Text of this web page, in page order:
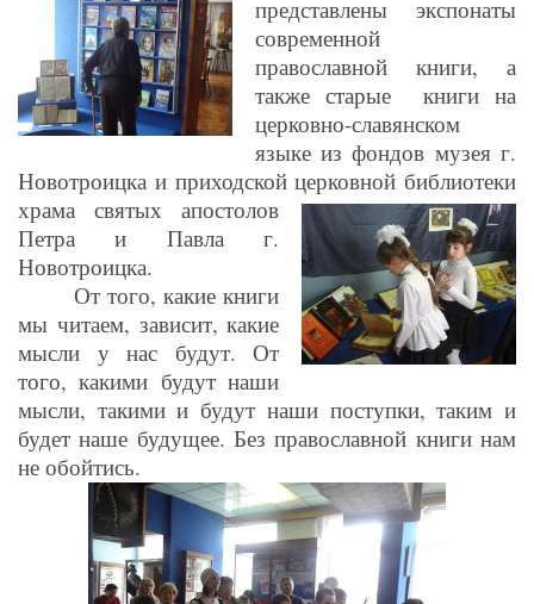
представлены экспонаты
современной
православной книги, а
также старые книги на
церковно-славянском
языке из фондов музея г.
Новотроицка и приходской церковной библиотеки
храма святых апостолов
Петра и Павла г.
Новотроицка.
От того, какие книги
мы читаем, зависит, какие
мысли у нас будут. От
того, какими будут наши
мысли, такими и будут наши поступки, таким и
будет наше будущее. Без православной книги нам
не обойтись.